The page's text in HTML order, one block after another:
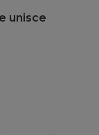
unisce